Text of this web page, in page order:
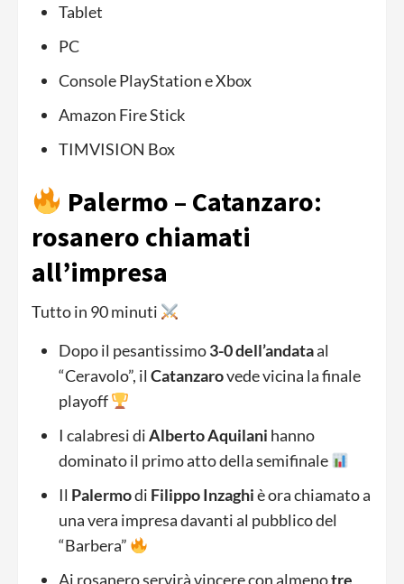
Tablet
PC
Console PlayStation e Xbox
Amazon Fire Stick
TIMVISION Box
Palermo – Catanzaro:
rosanero chiamati
all’impresa
Tutto in 90 minuti
Dopo il pesantissimo3-0 dell’andataal
“Ceravolo”, il Catanzarovede vicina la finale
playoff
I calabresi diAlberto Aquilani hanno
dominato il primo atto della semifinale
Il Palermodi Filippo Inzaghiè ora chiamato a
una vera impresa davanti al pubblico del
“Barbera”
Ai rosanero servirà vincere con almenotre